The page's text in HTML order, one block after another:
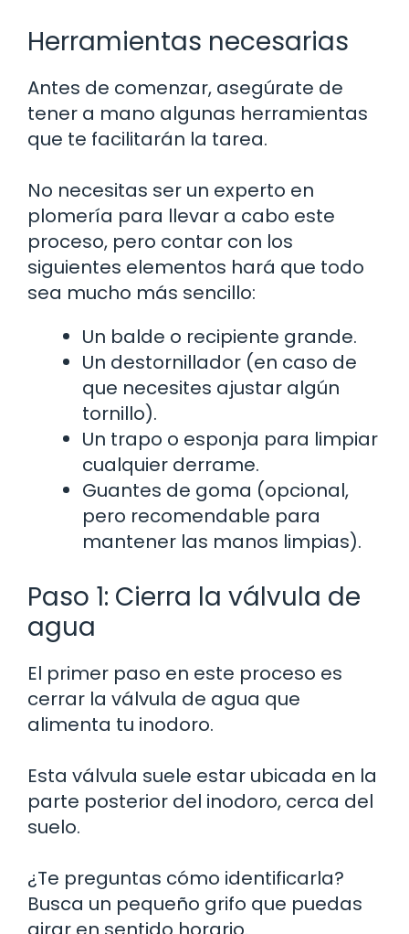
Herramientas necesarias
Antes de comenzar, asegúrate de
tener a mano algunas herramientas
que te facilitarán la tarea.
No necesitas ser un experto en
plomería para llevar a cabo este
proceso, pero contar con los
siguientes elementos hará que todo
sea mucho más sencillo:
Un balde o recipiente grande.
Un destornillador (en caso de
que necesites ajustar algún
tornillo).
Un trapo o esponja para limpiar
cualquier derrame.
Guantes de goma (opcional,
pero recomendable para
mantener las manos limpias).
Paso 1: Cierra la válvula de
agua
El primer paso en este proceso es
cerrar la válvula de agua que
alimenta tu inodoro.
Esta válvula suele estar ubicada en la
parte posterior del inodoro, cerca del
suelo.
¿Te preguntas cómo identificarla?
Busca un pequeño grifo que puedas